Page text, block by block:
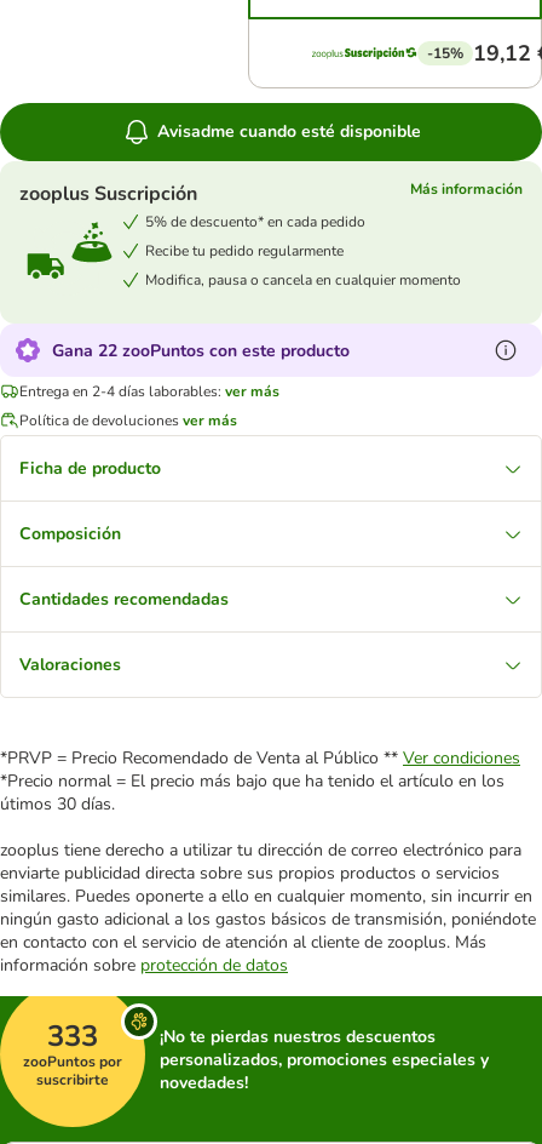
-15% 19,12
Avisadme cuando esté disponible
zooplus Suscripción
Más información
5% de descuento* en cada pedido
Recibe tu pedido regularmente
Modifica, pausa o cancela en cualquier momento
Gana 22 zooPuntos con este producto
Entrega en 2-4 días laborables: ver más
Política de devolucionesver más
Ficha de producto
Composición
Cantidades recomendadas
Valoraciones
*PRVP = Precio Recomendado de Venta al Público ** Ver condiciones
*Precio normal = El precio más bajo que ha tenido el artículo en los
útimos 30 días.
zooplus tiene derecho a utilizar tu dirección de correo electrónico para
enviarte publicidad directa sobre sus propios productos o servicios
similares. Puedes oponerte a ello en cualquier momento, sin incurrir en
ningún gasto adicional a los gastos básicos de transmisión, poniéndote
en contacto con el servicio de atención al cliente de zooplus. Más
información sobre protección de datos
333
zooPuntos por
suscribirte
¡No te pierdas nuestros descuentos
personalizados, promociones especiales y
novedades!